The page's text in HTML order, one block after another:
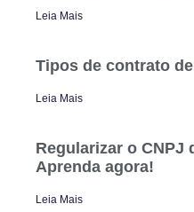
Leia Mais
Tipos de contrato
Leia Mais
Regularizar o CNPJ
Aprenda agora!
Leia Mais